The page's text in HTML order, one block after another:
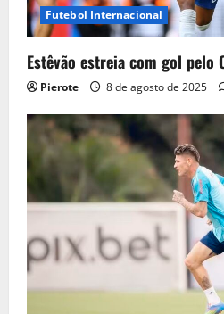
Futebol Internacional
Estêvão estreia com gol pelo
Pierote 8 de agosto de 2025